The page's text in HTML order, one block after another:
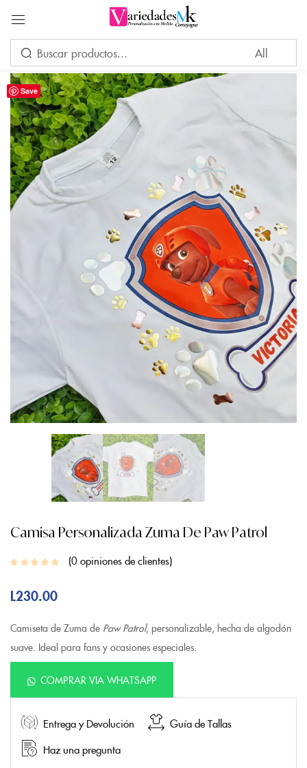
Save
Camisa Personalizada Zuma De Paw Patrol
0opiniones de clientes
L230.00
Camiseta de Zuma de Paw Patrol, personalizable, hecha de algodón
suave. Ideal para fans y ocasiones especiales.
COMPRAR VIA WHATSAPP
Entrega y Devolución
Guía de Tallas
Haz una pregunta
Acceder
Por favor, introduce una respuesta en dígitos:
3 × 5 =
Recuérdame ¿Ha perdido su contraseña?
INICIAR SESIÓN
CREAR UNA CUENTA